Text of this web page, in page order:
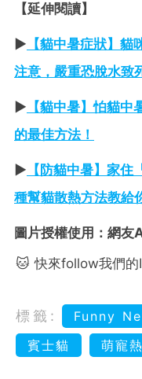
【延伸閱讀】
► 【貓中暑症狀】
注意，嚴重恐脫水致
► 【貓中暑】怕貓
的最佳方法！
► 【防貓中暑】家
種幫貓散熱方法教給
圖片授權使用：網
🐱 快來follow我們
標籤: Funny
賓士貓
萌寵